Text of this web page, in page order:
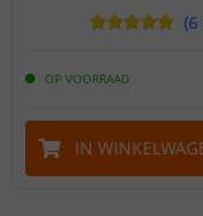
(6
OP VOORRAAD
IN